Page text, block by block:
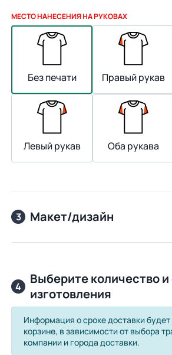
МЕСТО НАНЕСЕНИЯ НА РУКОВАХ
Без печати Правый рукав
Левый рукав Оба рукава
3 Макет/дизайн
4
Выберите количество и
изготовления
Информация о сроке доставки
корзине, в зависимости от выбора
компании и города доставки.